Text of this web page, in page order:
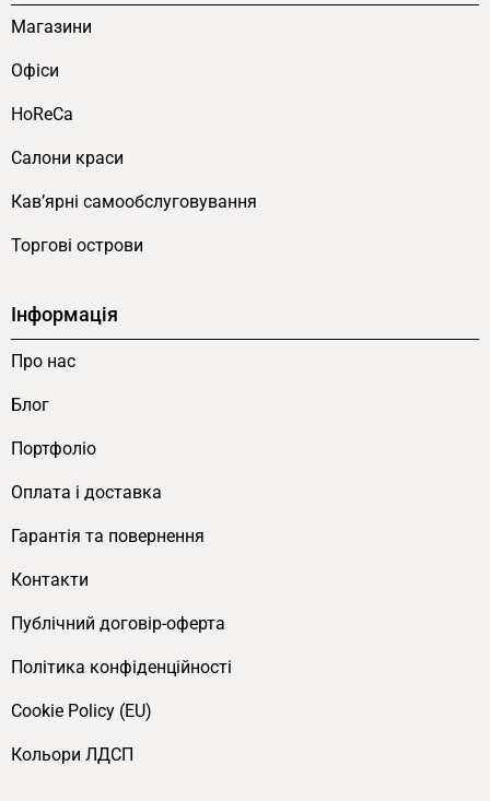
Магазини
Офіси
HoReCa
Салони краси
Кав’ярні самообслуговування
Торгові острови
Інформація
Про нас
Блог
Портфоліо
Оплата і доставка
Гарантія та повернення
Контакти
Публічний договір-оферта
Політика конфіденційності
Cookie Policy (EU)
Кольори ЛДСП